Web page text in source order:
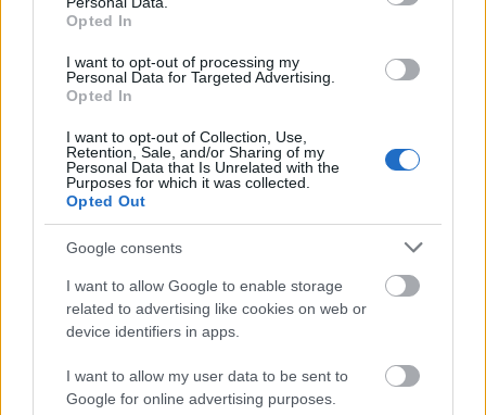
Opted In
I want to opt-out of processing my
Personal Data for Targeted Advertising.
Opted In
I want to opt-out of Collection, Use,
Retention, Sale, and/or Sharing of my
Personal Data that Is Unrelated with the
Purposes for which it was collected.
Opted Out
Google consents
I want to allow Google to enable storage
related to advertising like cookies on web or
device identifiers in apps.
I want to allow my user data to be sent to
Google for online advertising purposes.
Az egyetemista önmagáért tüntet
Kabai Domokos Lajos•2019. január 20.
Ha minden eldől azzal, hogy ki hova született,
kiiktatódik a társadalomból a verseny. A január 19-